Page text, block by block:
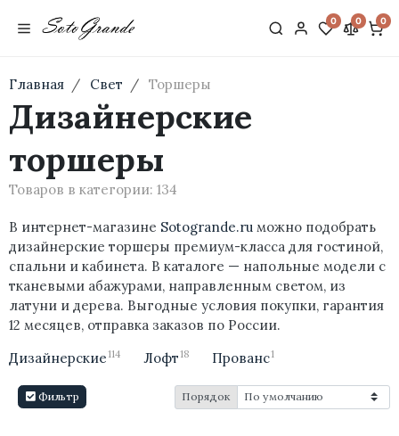
0 0 0
Главная Свет Торшеры
Дизайнерские
торшеры
Товаров в категории: 134
В интернет-магазине Sotogrande.ru можно подобрать
дизайнерские торшеры премиум-класса для гостиной,
спальни и кабинета. В каталоге — напольные модели с
тканевыми абажурами, направленным светом, из
латуни и дерева. Выгодные условия покупки, гарантия
12 месяцев, отправка заказов по России.
Дизайнерские114 Лофт18 Прованс1
Фильтр Порядок